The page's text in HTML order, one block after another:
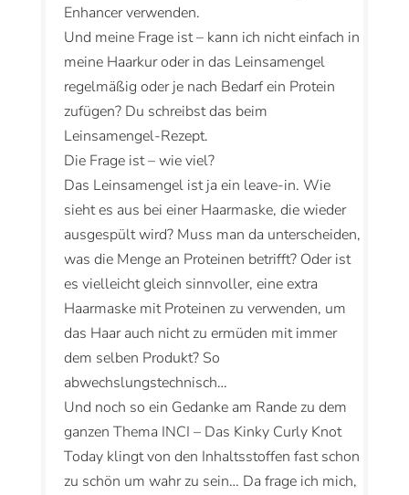
Enhancer verwenden.
Und meine Frage ist – kann ich nicht einfach in
meine Haarkur oder in das Leinsamengel
regelmäßig oder je nach Bedarf ein Protein
zufügen? Du schreibst das beim
Leinsamengel-Rezept.
Die Frage ist – wie viel?
Das Leinsamengel ist ja ein leave-in. Wie
sieht es aus bei einer Haarmaske, die wieder
ausgespült wird? Muss man da unterscheiden,
was die Menge an Proteinen betrifft? Oder ist
es vielleicht gleich sinnvoller, eine extra
Haarmaske mit Proteinen zu verwenden, um
das Haar auch nicht zu ermüden mit immer
dem selben Produkt? So
abwechslungstechnisch…
Und noch so ein Gedanke am Rande zu dem
ganzen Thema INCI – Das Kinky Curly Knot
Today klingt von den Inhaltsstoffen fast schon
zu schön um wahr zu sein… Da frage ich mich,